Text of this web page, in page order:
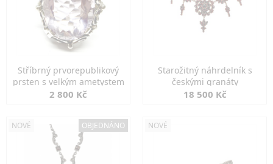
Stříbrný prvorepublikový
prsten s velkým ametystem
2 800 Kč
Starožitný náhrdelník s
českými granáty
18 500 Kč
NOVÉ OBJEDNÁNO NOVÉ